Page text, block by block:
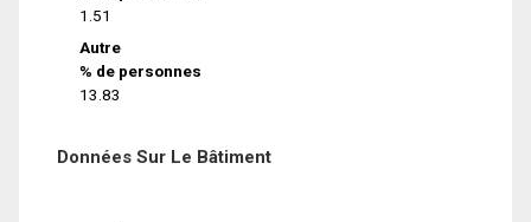
1.51
Autre
% de personnes
13.83
Données Sur Le Bâtiment